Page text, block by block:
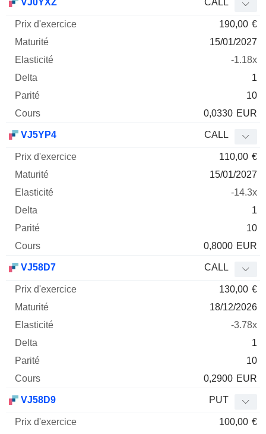
VJ0YXZ CALL
190,00 €
15/01/2027
-1.18x
1
10
0,0330 EUR
VJ5YP4 CALL
110,00 €
15/01/2027
-14.3x
1
10
0,8000 EUR
VJ58D7 CALL
130,00 €
18/12/2026
-3.78x
1
10
0,2900 EUR
VJ58D9 PUT
100,00 €